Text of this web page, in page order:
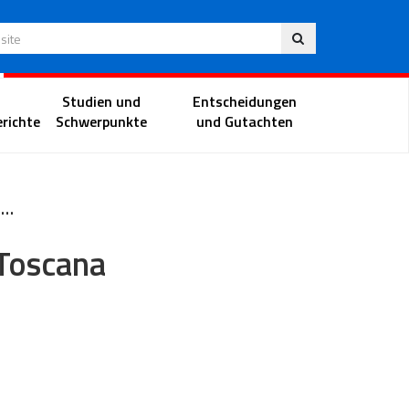
Deu
Richterportal
Studien und
Schwerpunkte
Entscheidungen
und Gutachten
Tar Toscana - Sezione III